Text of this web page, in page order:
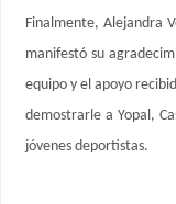
Finalmente, Alejandra
manifestó su
equipo y el apoyo
demostrarle a Yopal,
jóvenes deportistas.